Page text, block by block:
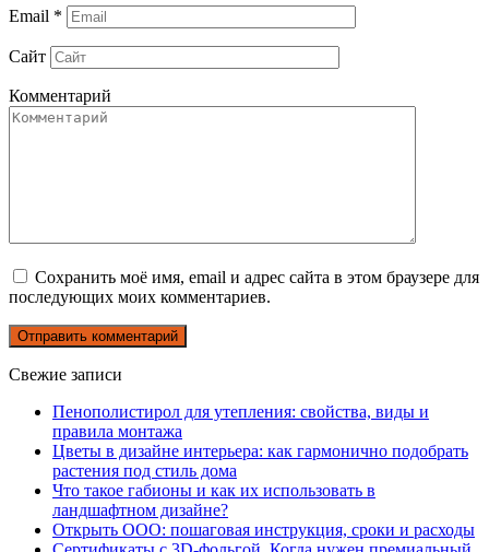
Email *
Сайт
Комментарий
Сохранить моё имя, email и адрес сайта в этом браузере для
последующих моих комментариев.
Свежие записи
Пенополистирол для утепления: свойства, виды и
правила монтажа
Цветы в дизайне интерьера: как гармонично подобрать
растения под стиль дома
Что такое габионы и как их использовать в
ландшафтном дизайне?
Открыть ООО: пошаговая инструкция, сроки и расходы